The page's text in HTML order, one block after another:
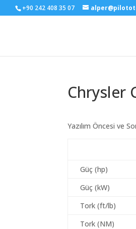
+90 242 408 35 07
Chrysler
Yazılım Öncesi ve
Güç (hp)
Güç (kW)
Tork (ft/lb)
Tork (NM)